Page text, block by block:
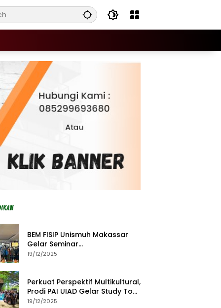
BEM FISIP Unismuh Makassar
Gelar Seminar
Keperempuanan, Bahas
19/12/2025
Perkuat Perspektif Multikultural,
Prodi PAI UIAD Gelar Study Tour
ke Kajang
19/12/2025